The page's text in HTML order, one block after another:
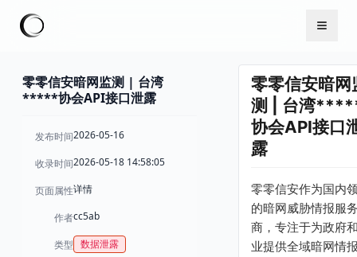
零零信安暗网监测 | 台湾
*****协会API接口泄露
发布时间2026-05-16
收录时间2026-05-18 14:58:05
页面属性详情
作者cc5ab
类型 数据泄露
零零信安暗网
测 | 台湾
协会API接口
露
零零信安作为国内
的暗网威胁情报服
商，专注于为政府
业提供全域暗网情